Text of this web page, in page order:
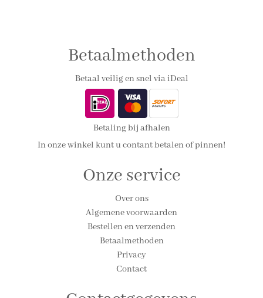
Betaalmethoden
Betaal veilig en snel via iDeal
Betaling bij afhalen
In onze winkel kunt u contant betalen of pinnen!
Onze service
Over ons
Algemene voorwaarden
Bestellen en verzenden
Betaalmethoden
Privacy
Contact